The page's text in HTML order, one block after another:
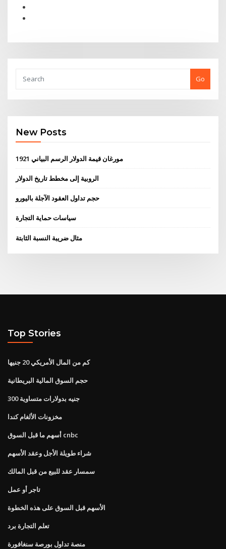
Go
New Posts
1921 مورغان قيمة الدولار الرسم البياني
الروبية إلى مخطط تاريخ الدولار
حجم تداول العقود الآجلة باليورو
سياسات حماية التجارة
مثال ضريبة النسبة الثابتة
Top Stories
كم من المال الأمريكي 20 جنيها
حجم السوق المالية البريطانية
300 جنيه بدولارات متساوية
مخزونات الألغام كندا
أسهم ما قبل السوق cnbc
شراء طويلة الأجل وعقد الأسهم
سمسار عقد للبيع من قبل المالك
تاجر أو عمل
الأسهم قبل السوق على هذه الخطوة
تعلم التجارة برد
منصة تداول بورصة سنغافورة